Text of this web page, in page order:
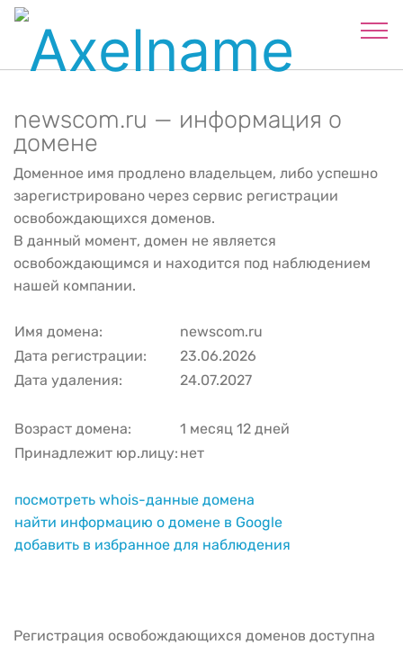
newscom.ru — информация о
домене
Доменное имя продлено владельцем, либо успешно
зарегистрировано через сервис регистрации
освобождающихся доменов.
В данный момент, домен не является
освобождающимся и находится под наблюдением
нашей компании.
Имя домена:
newscom.ru
Дата регистрации:
23.06.2026
Дата удаления:
24.07.2027
Возраст домена:
1 месяц 12 дней
Принадлежит юр.лицу: нет
посмотреть whois-данные домена
найти информацию о домене в Google
добавить в избранное для наблюдения
Регистрация освобождающихся доменов доступна